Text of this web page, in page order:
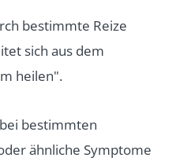
bestimmte Reize
sich aus dem
heilen".
bestimmten
ähnliche Symptome